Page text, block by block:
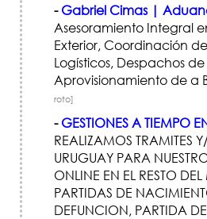
- Gabriel Cimas |
Asesoramiento Integral
Exterior, Coordinación
Logísticos, Despachos
Aprovisionamiento de a
roto]
- GESTIONES A TIEMPO
REALIZAMOS TRAMITES
URUGUAY PARA
ONLINE EN EL RESTO
PARTIDAS DE
DEFUNCION, PARTIDA